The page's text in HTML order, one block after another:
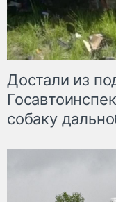
Достали из
собаку